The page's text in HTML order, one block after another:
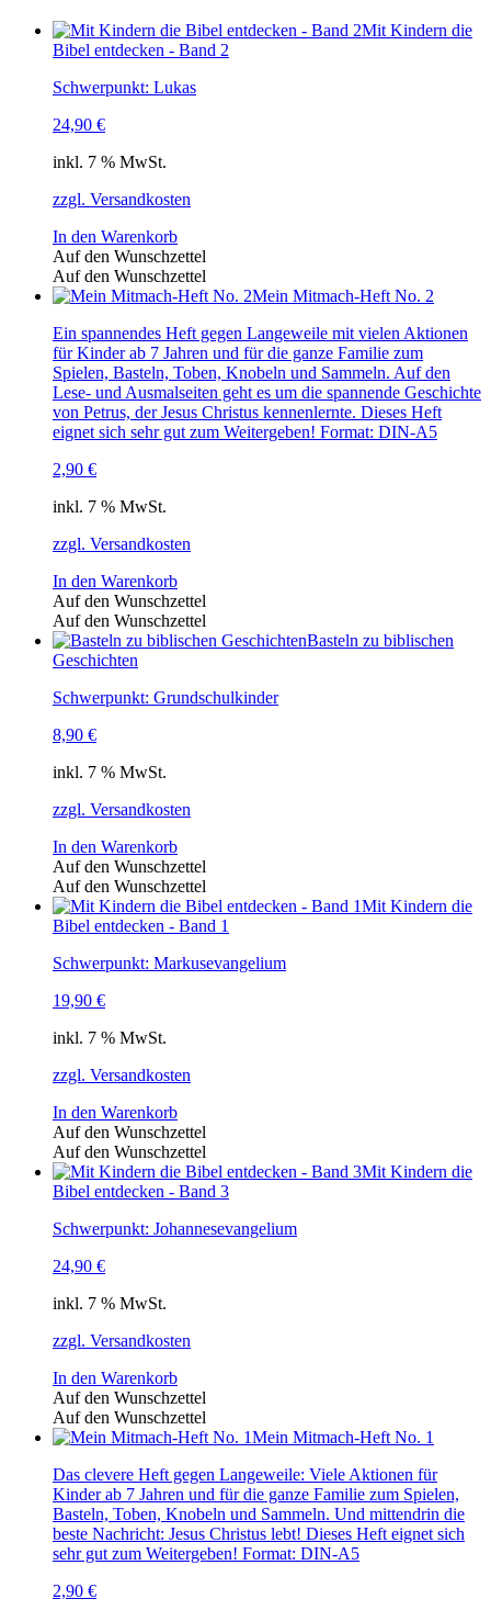
Mit Kindern die
Bibel entdecken - Band 2
Schwerpunkt: Lukas
24,90 €
inkl. 7 % MwSt.
zzgl. Versandkosten
In den Warenkorb
Auf den Wunschzettel
Auf den Wunschzettel
Mein Mitmach-Heft No. 2
Ein spannendes Heft gegen Langeweile mit vielen Aktionen
für Kinder ab 7 Jahren und für die ganze Familie zum
Spielen, Basteln, Toben, Knobeln und Sammeln. Auf den
Lese- und Ausmalseiten geht es um die spannende Geschichte
von Petrus, der Jesus Christus kennenlernte. Dieses Heft
eignet sich sehr gut zum Weitergeben! Format: DIN-A5
2,90 €
inkl. 7 % MwSt.
zzgl. Versandkosten
In den Warenkorb
Auf den Wunschzettel
Auf den Wunschzettel
Basteln zu biblischen
Geschichten
Schwerpunkt: Grundschulkinder
8,90 €
inkl. 7 % MwSt.
zzgl. Versandkosten
In den Warenkorb
Auf den Wunschzettel
Auf den Wunschzettel
Mit Kindern die
Bibel entdecken - Band 1
Schwerpunkt: Markusevangelium
19,90 €
inkl. 7 % MwSt.
zzgl. Versandkosten
In den Warenkorb
Auf den Wunschzettel
Auf den Wunschzettel
Mit Kindern die
Bibel entdecken - Band 3
Schwerpunkt: Johannesevangelium
24,90 €
inkl. 7 % MwSt.
zzgl. Versandkosten
In den Warenkorb
Auf den Wunschzettel
Auf den Wunschzettel
Mein Mitmach-Heft No. 1
Das clevere Heft gegen Langeweile: Viele Aktionen für
Kinder ab 7 Jahren und für die ganze Familie zum Spielen,
Basteln, Toben, Knobeln und Sammeln. Und mittendrin die
beste Nachricht: Jesus Christus lebt! Dieses Heft eignet sich
sehr gut zum Weitergeben! Format: DIN-A5
2,90 €